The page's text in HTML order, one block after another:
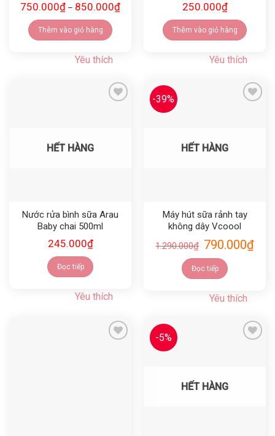
750.000₫ – 850.000₫
Thêm vào giỏ hàng
Yêu thích
250.000₫
Thêm vào giỏ hàng
Yêu thích
HẾT HÀNG
Nước rửa bình sữa Arau
Baby chai 500ml
245.000₫
Đọc tiếp
Yêu thích
-39%
HẾT HÀNG
Máy hút sữa rảnh tay
không dây Vcoool
1.290.000₫ 790.000₫
Đọc tiếp
Yêu thích
-5%
HẾT HÀNG